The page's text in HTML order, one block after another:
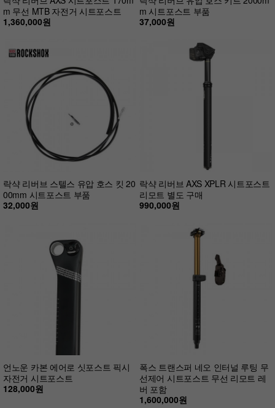
m 무선 MTB 자전거 시트포스트
1,360,000원
m 시트포스트 부품
37,000원
락샥 리버브 스텔스 유압 호스 킷 20
00mm 시트포스트 부품
32,000원
락샥 리버브 AXS XPLR 시트포스트
리모트 별도 구매
990,000원
언노운 카본 에어로 싯포스트 픽시
자전거 시트포스트
128,000원
폭스 트랜스퍼 네오 인터널 루팅 무
선제어 시트포스트 무선 리모트 레
버 포함
1,600,000원